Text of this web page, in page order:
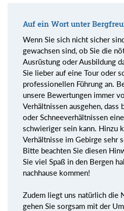
Auf ein Wort unter
Wenn Sie sich nicht sicher
gewachsen sind, ob Sie die
Ausrüstung oder Ausbildung
Sie lieber auf eine Tour oder
professionellen Führung an.
unsere Bewertungen immer
Verhältnissen ausgehen,
oder Schneeverhältnissen
schwieriger sein kann. Hinzu
Verhältnisse im Gebirge sehr
Bitte beachten Sie diesen
Sie viel Spaß in den Bergen
nachhause kommen!
Zudem liegt uns natürlich die
gehen Sie sorgsam mit der